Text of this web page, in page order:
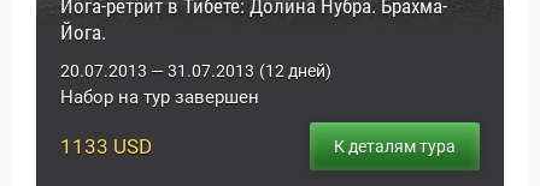
Йога-ретрит в Тибете: Долина Нубра. Брахма-
Йога.
20.07.2013 — 31.07.2013 (12 дней)
Набор на тур завершен
1133 USD К деталям тура